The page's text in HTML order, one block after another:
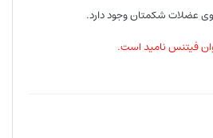
عضلات شکمتان وجود دارد.
فیتنس نامید است.